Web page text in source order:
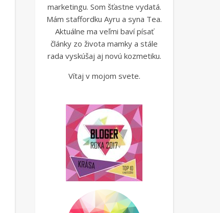
marketingu. Som šťastne vydatá.
Mám staffordku Ayru a syna Tea.
Aktuálne ma veľmi baví písať
články zo života mamky a stále
rada vyskúšaj aj novú kozmetiku.
Vítaj v mojom svete.